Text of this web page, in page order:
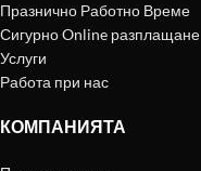
Празнично Работно Време
Сигурно Online разплащане
Услуги
Работа при нас
КОМПАНИЯТА